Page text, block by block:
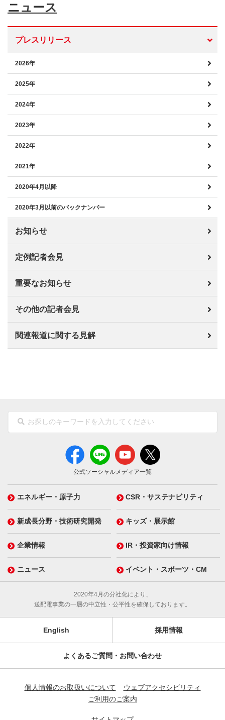
ニュース
プレスリリース
2026年
2025年
2024年
2023年
2022年
2021年
2020年4月以降
2020年3月以前のバックナンバー
お知らせ
定例記者会見
重要なお知らせ
その他の記者会見
関連報道に関する見解
公式ソーシャルメディア一覧
エネルギー・原子力 CSR・サステナビリティ
新成長分野・技術研究開発 キッズ・展示館
企業情報 IR・投資家向け情報
ニュース イベント・スポーツ・CM
2020年4月の分社化により、
送配電事業の一層の中立性・公平性を確保しております。
English 採用情報
よくあるご質問・お問い合わせ
個人情報のお取扱いについて
ウェブアクセシビリティ
ご利用のご案内